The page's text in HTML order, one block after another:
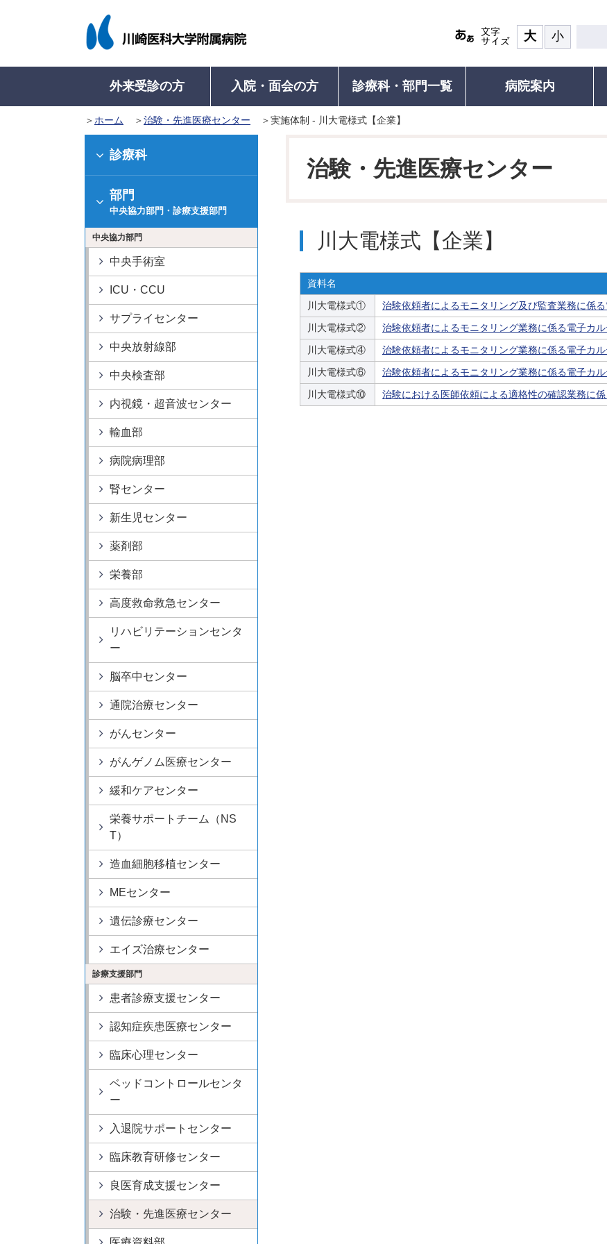
大 小
外来受診の方
病名から診療科を探す
外来診療表
外来受診について
（初めて受診される方）
健康診断で精密検査対象の方
紹介状なしで受診される方
診療費の計算とお支払い
診療について
診療科・部門一覧
かかりつけ医を推奨しています
予防
入院・面会の方
入院について
入院のご案内
入院に際してのお願い
入院生活について
入院の手続き
入院のご準備
入院中のお部屋
診療科・部門一覧 病院案内
病院概要
病院長挨拶
理念・基本方針
医療安全管理指針
倫理指針
意思決定支援に関する指
病院沿革
病院組織図
病院情報
特定機能病院
指定医療機関
病院機能評価認定
関連障害に対する支援普
附属病院50周年記念誌
大学病院改革プラン
患者の権利
川崎医科大学附属病院の子ども憲
患者満足度調査
包括同意のお願い
施設基準・先進医療
施設基準等
先進医療
患者図書室
サービス
病名から診療科を探す
医療関係者の方
診療科・部門一覧
外来診療表 セカンドオピニオン外来
ホーム 治験・先進医療センター 実施体制 - 川大電様式【企業】
治験・先進医療センター
川大電様式【企業】
資料名
川大電様式①
治験依頼者によるモニタリング及び監査業務に係
川大電様式②
治験依頼者によるモニタリング業務に係る電子カ
川大電様式④
治験依頼者によるモニタリング業務に係る電子カ
川大電様式⑥
治験依頼者によるモニタリング業務に係る電子カ
川大電様式⑩
治験における医師依頼による適格性の確認業務に
診療科
部門
中央協力部門・診療支援部門
中央協力部門
中央手術室
ICU・CCU
サプライセンター
中央放射線部
中央検査部
内視鏡・超音波センター
輸血部
病院病理部
腎センター
新生児センター
薬剤部
栄養部
高度救命救急センター
リハビリテーションセンタ
ー
脳卒中センター
通院治療センター
がんセンター
がんゲノム医療センター
緩和ケアセンター
栄養サポートチーム（NS
T）
造血細胞移植センター
MEセンター
遺伝診療センター
エイズ治療センター
診療支援部門
患者診療支援センター
認知症疾患医療センター
臨床心理センター
ベッドコントロールセンタ
ー
入退院サポートセンター
臨床教育研修センター
良医育成支援センター
治験・先進医療センター